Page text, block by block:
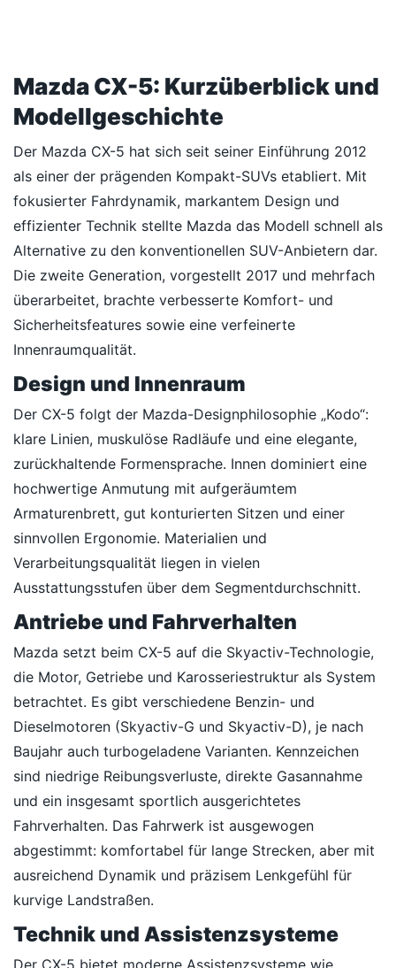
Mazda CX-5: Kurzüberblick und
Modellgeschichte
Der Mazda CX-5 hat sich seit seiner Einführung 2012
als einer der prägenden Kompakt-SUVs etabliert. Mit
fokusierter Fahrdynamik, markantem Design und
effizienter Technik stellte Mazda das Modell schnell als
Alternative zu den konventionellen SUV-Anbietern dar.
Die zweite Generation, vorgestellt 2017 und mehrfach
überarbeitet, brachte verbesserte Komfort- und
Sicherheitsfeatures sowie eine verfeinerte
Innenraumqualität.
Design und Innenraum
Der CX-5 folgt der Mazda-Designphilosophie „Kodo“:
klare Linien, muskulöse Radläufe und eine elegante,
zurückhaltende Formensprache. Innen dominiert eine
hochwertige Anmutung mit aufgeräumtem
Armaturenbrett, gut konturierten Sitzen und einer
sinnvollen Ergonomie. Materialien und
Verarbeitungsqualität liegen in vielen
Ausstattungsstufen über dem Segmentdurchschnitt.
Antriebe und Fahrverhalten
Mazda setzt beim CX-5 auf die Skyactiv-Technologie,
die Motor, Getriebe und Karosseriestruktur als System
betrachtet. Es gibt verschiedene Benzin- und
Dieselmotoren (Skyactiv-G und Skyactiv-D), je nach
Baujahr auch turbogeladene Varianten. Kennzeichen
sind niedrige Reibungsverluste, direkte Gasannahme
und ein insgesamt sportlich ausgerichtetes
Fahrverhalten. Das Fahrwerk ist ausgewogen
abgestimmt: komfortabel für lange Strecken, aber mit
ausreichend Dynamik und präzisem Lenkgefühl für
kurvige Landstraßen.
Technik und Assistenzsysteme
Der CX-5 bietet moderne Assistenzsysteme wie